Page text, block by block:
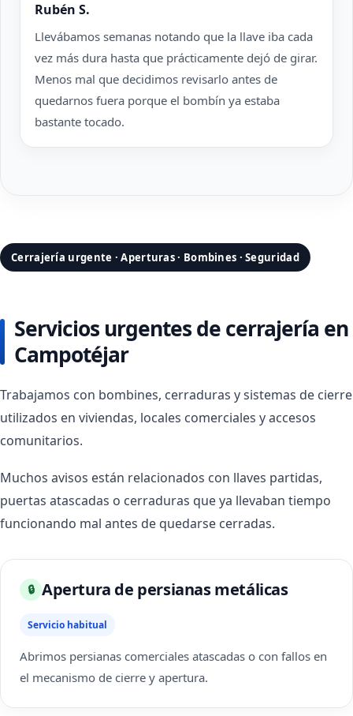
Rubén S.
Llevábamos semanas notando que la llave iba cada
vez más dura hasta que prácticamente dejó de girar.
Menos mal que decidimos revisarlo antes de
quedarnos fuera porque el bombín ya estaba
bastante tocado.
Cerrajería urgente · Aperturas · Bombines · Seguridad
Servicios urgentes de cerrajería en
Campotéjar
Trabajamos con bombines, cerraduras y sistemas de cierre
utilizados en viviendas, locales comerciales y accesos
comunitarios.
Muchos avisos están relacionados con llaves partidas,
puertas atascadas o cerraduras que ya llevaban tiempo
funcionando mal antes de quedarse cerradas.
🔒 Apertura de persianas metálicas
Servicio habitual
Abrimos persianas comerciales atascadas o con fallos en
el mecanismo de cierre y apertura.